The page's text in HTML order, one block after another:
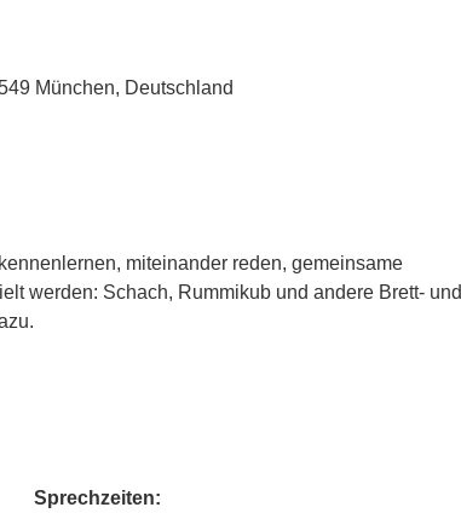
München, Deutschland
miteinander reden, gemeinsame
werden: Schach, Rummikub und andere Brett- und
Sprechzeiten: